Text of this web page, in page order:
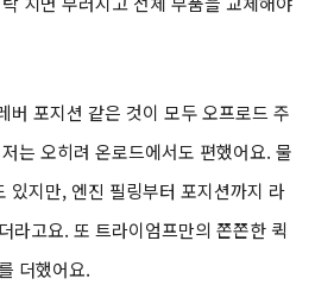
버 포지션 같은 것이 모두 오프로드 주
는 오히려 온로드에서도 편했어요. 물
있지만, 엔진 필링부터 포지션까지 라
라고요. 또 트라이엄프만의 쫀쫀한 퀵
더했어요.